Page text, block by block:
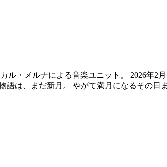
・メルナによる音楽ユニット。 2026年2月
語は、まだ新月。 やがて満月になるその日